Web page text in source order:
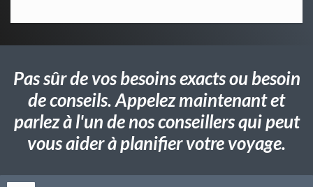
Pas sûr de vos besoins exacts ou besoin
de conseils. Appelez maintenant et
parlez à l'un de nos conseillers qui peut
vous aider à planifier votre voyage.